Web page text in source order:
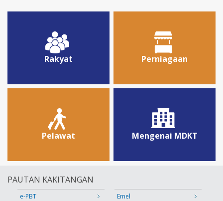
Februari 2026 Masa : 3.00
Rakyat Perniagaan
Pelawat Mengenai MDKT
PAUTAN KAKITANGAN
e-PBT
Emel